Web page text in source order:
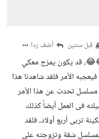
قبل سنتين أضف ردا
قد يكون يمزح معكي
الأمر فلقد شاهدنا هذا
مسلسل تحدث عن هذا الأمر
فى العمل أيضاً كذلك
تربى أربع أولاد، فلقد
شقة وتزوجته على